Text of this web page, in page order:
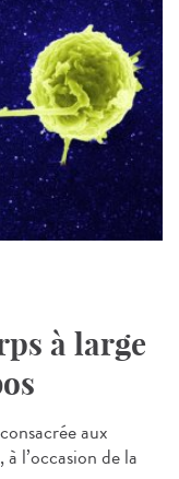
à large
aux
l’occasion de la